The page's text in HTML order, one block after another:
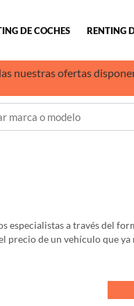
DE COCHES RENTING
nuestras ofertas
especialistas a través del
precio de un vehículo que